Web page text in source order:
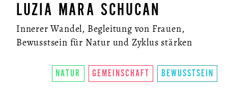
LUZIA MARA SCHUCAN
Innerer Wandel, Begleitung von Frauen,
Bewusstsein für Natur und Zyklus stärken
NATUR GEMEINSCHAFT BEWUSSTSEIN